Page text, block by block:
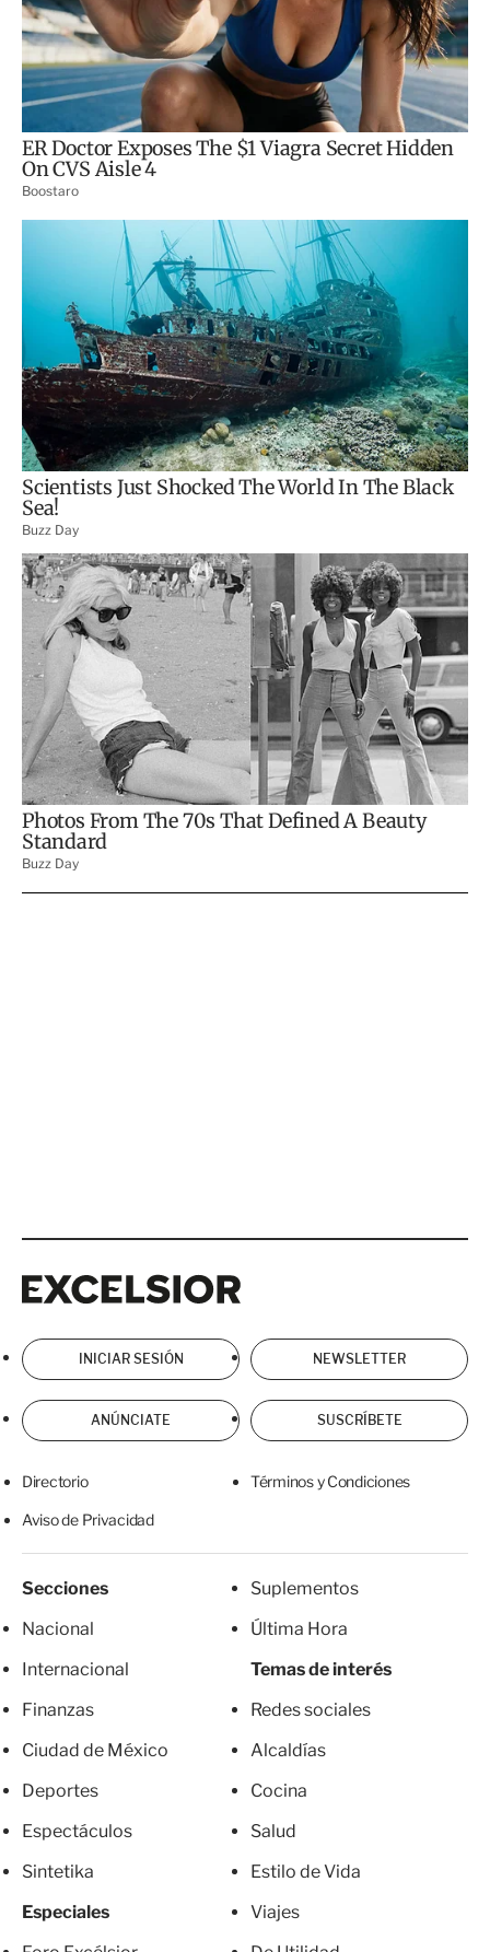
INICIAR SESIÓN NEWSLETTER
ANÚNCIATE SUSCRÍBETE
Directorio Términos y Condiciones
Aviso de Privacidad
Secciones
Nacional
Internacional
Finanzas
Ciudad de México
Deportes
Espectáculos
Sintetika
Especiales
Suplementos
Última Hora
Temas de interés
Redes sociales
Alcaldías
Cocina
Salud
Estilo de Vida
Viajes